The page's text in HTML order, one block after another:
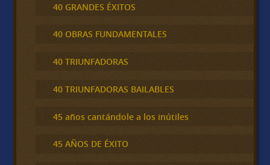
40 GRANDES ÉXITOS
40 OBRAS FUNDAMENTALES
40 TRIUNFADORAS
40 TRIUNFADORAS BAILABLES
45 años cantándole a los inútiles
45 AÑOS DE ÉXITO